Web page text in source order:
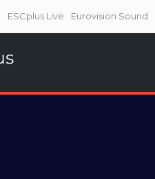
ESCplus Live Eurovision Sound